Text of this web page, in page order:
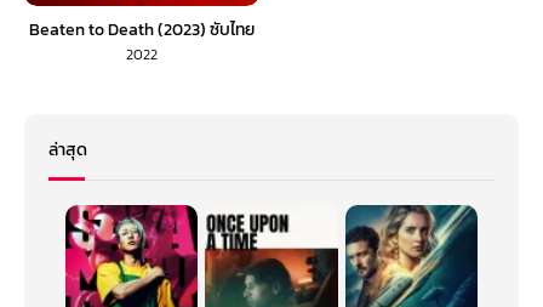
Beaten to Death (2023) ซับไทย
2022
ล่าสุด